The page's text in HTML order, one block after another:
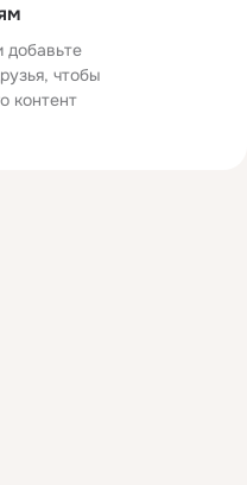
добавьте
чтобы
контент